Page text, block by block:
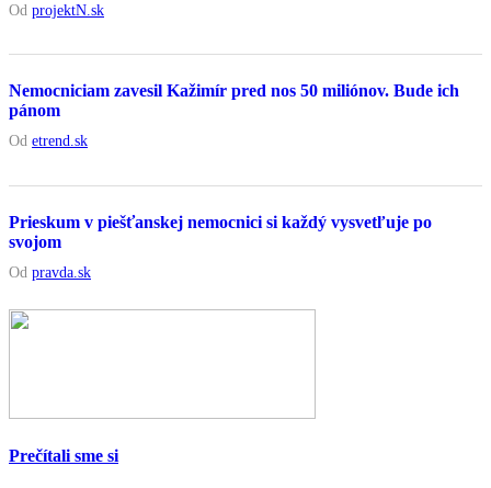
Od projektN.sk
Nemocniciam zavesil Kažimír pred nos 50 miliónov. Bude ich
pánom
Od etrend.sk
Prieskum v piešťanskej nemocnici si každý vysvetľuje po
svojom
Od pravda.sk
Prečítali sme si